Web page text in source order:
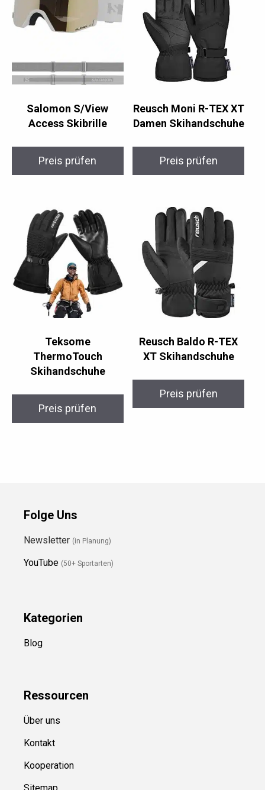
Salomon S/View
Access Skibrille
Preis prüfen
Reusch Moni R-TEX XT
Damen Skihandschuhe
Preis prüfen
Teksome
ThermoTouch
Skihandschuhe
Preis prüfen
Reusch Baldo R-TEX
XT Skihandschuhe
Preis prüfen
Folge Uns
Newsletter (in Planung)
YouTube (50+ Sportarten)
Kategorien
Blog
Ressourcen
Über uns
Kontakt
Kooperation